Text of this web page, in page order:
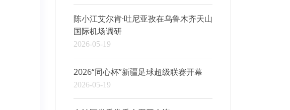
陈小江艾尔肯·吐尼亚孜在乌鲁木齐天山
国际机场调研
2026-05-19
2026“同心杯”新疆足球超级联赛开幕
2026-05-19